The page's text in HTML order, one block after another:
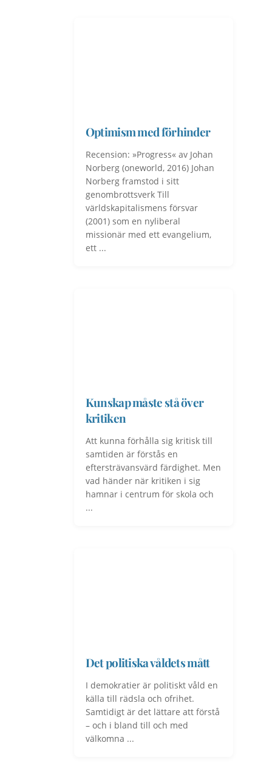
Optimism med förhinder
Recension: »Progress« av Johan
Norberg (oneworld, 2016) Johan
Norberg framstod i sitt
genombrottsverk Till
världskapitalismens försvar
(2001) som en nyliberal
missionär med ett evangelium,
ett ...
Kunskap måste stå över
kritiken
Att kunna förhålla sig kritisk till
samtiden är förstås en
eftersträvansvärd färdighet. Men
vad händer när kritiken i sig
hamnar i centrum för skola och
...
Det politiska våldets mått
I demokratier är politiskt våld en
källa till rädsla och ofrihet.
Samtidigt är det lättare att förstå
– och i bland till och med
välkomna ...